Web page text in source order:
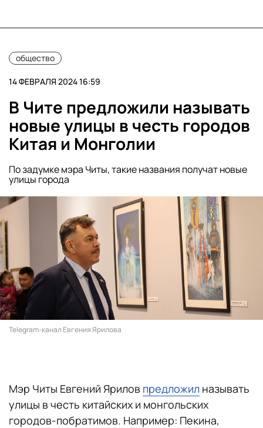
общество
14 ФЕВРАЛЯ 2024 16:59
В Чите предложили называть
новые улицы в честь городов
Китая и Монголии
По задумке мэра Читы, такие названия получат новые
улицы города
Telegram-канал Евгения Ярилова
Мэр Читы Евгений Ярилов предложил называть
улицы в честь китайских и монгольских
городов-побратимов. Например: Пекина,